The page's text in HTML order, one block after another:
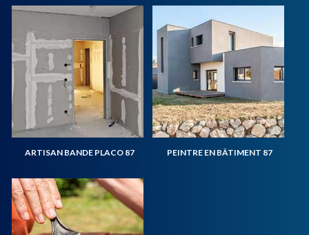
ARTISAN BANDE PLACO 87 PEINTRE EN BÂTIMENT 87